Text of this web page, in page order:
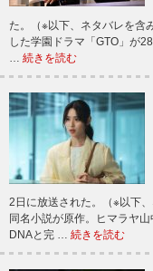
た。（※以下、ネタバレを
した学園ドラマ「GTO」が
… 続きを読む
2日に放送された。（※以下
同名小説が原作。ヒマラヤ
DNAと完 … 続きを読む